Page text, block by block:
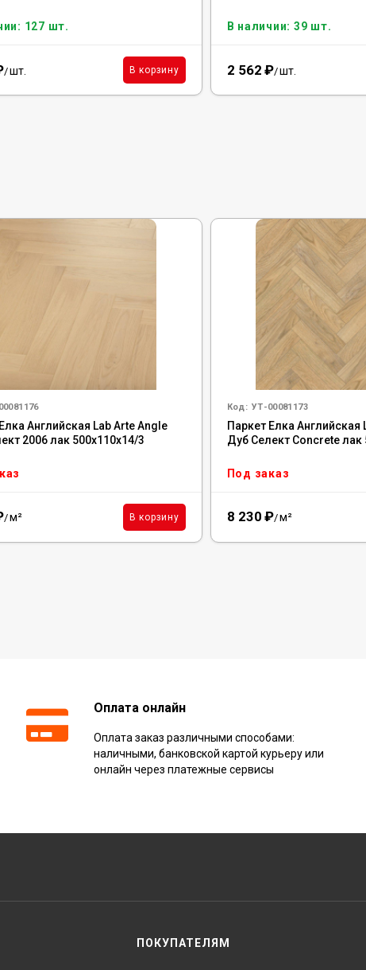
127 шт.
/шт. В корзину
В наличии: 39 шт.
2 562 ₽/шт.
Английская Lab Arte Angle
2006 лак 500х110х14/3
/м² В корзину
Код: УТ-00081173
Паркет Елка Английская
Дуб Селект Concrete лак
Под заказ
8 230 ₽/м²
Оплата онлайн
Оплата заказ различными способами:
наличными, банковской картой курьеру или
онлайн через платежные сервисы
ПОКУПАТЕЛЯМ